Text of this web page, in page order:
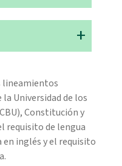
talento individual
semestre las cinco
(MD – MBA)
mediante el
y problemas
ámbitos de
aplicarlas,
contexto del
profesional
apoyan tu
académico
comunicación, el
lineamientos
Universidad de los
Constitución y
requisito de lengua
inglés y el requisito